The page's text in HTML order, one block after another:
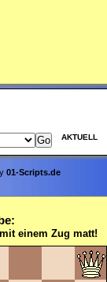
AKTUELL
01-Scripts.de
einem Zug matt!